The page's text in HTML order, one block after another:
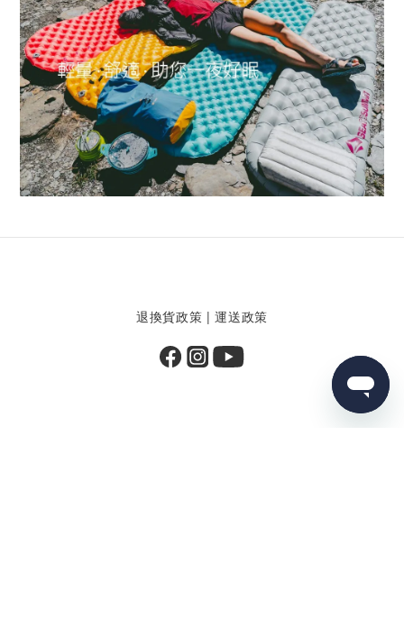
立即購買
退換貨政策 |運送政策